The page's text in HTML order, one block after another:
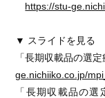
https://stu-
▼ スライドを見る
「長期収載品の選
ge.nichiiko.co.jp/
「長期収載品の選